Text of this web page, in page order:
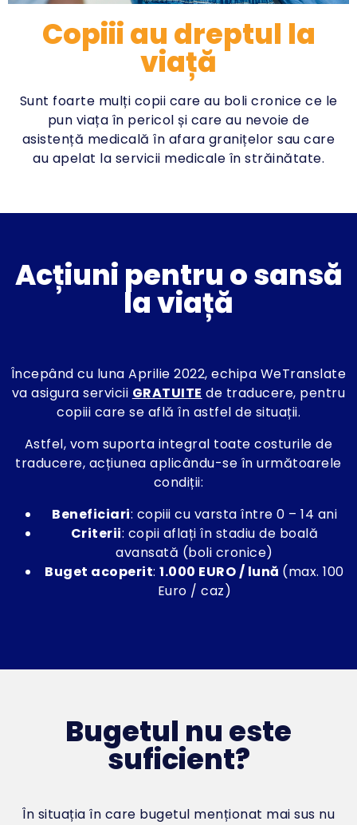
Copiii au dreptul la
viață
Sunt foarte mulți copii care au boli cronice ce le
pun viața în pericol și care au nevoie de
asistență medicală în afara granițelor sau care
au apelat la servicii medicale în străinătate.
Acțiuni pentru o sansă
la viață
Începând cu luna Aprilie 2022, echipa WeTranslate
va asigura servicii GRATUITE de traducere, pentru
copiii care se află în astfel de situații.
Astfel, vom suporta integral toate costurile de
traducere, acțiunea aplicându-se în următoarele
condiții:
Beneficiari: copiii cu varsta între 0 – 14 ani
Criterii: copii aflați în stadiu de boală
avansată (boli cronice)
Buget acoperit:1.000 EURO / lună (max. 100
Euro / caz)
Bugetul nu este
suficient?
În situația în care bugetul menționat mai sus nu